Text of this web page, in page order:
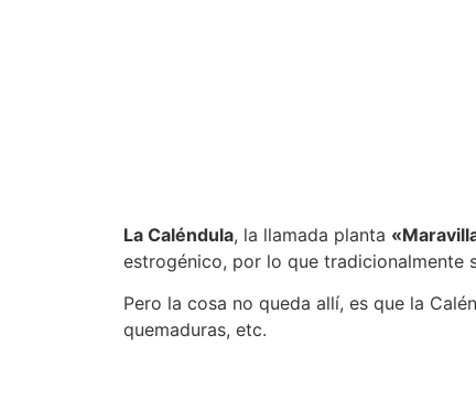
La Caléndula, la llamada planta
estrogénico, por lo que tradicionalmente
Pero la cosa no queda allí, es que la
quemaduras, etc.